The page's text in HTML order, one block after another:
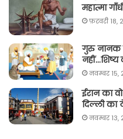
महात्मा
फ़रवरी 18,
गुरु नानक
नहीं…शिष्य
नवम्बर 15,
ईरान का
दिल्ली का
नवम्बर 13,